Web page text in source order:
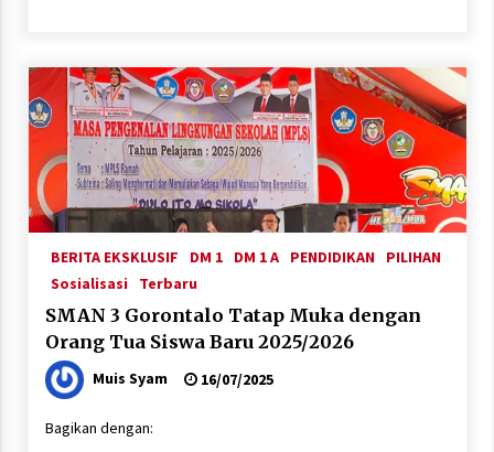
BERITA EKSKLUSIF DM 1 DM 1 A PENDIDIKAN
PILIHAN
Sosialisasi
Terbaru
SMAN 3 Gorontalo Tatap Muka dengan
Orang Tua Siswa Baru 2025/2026
Muis Syam 16/07/2025
Bagikan dengan: